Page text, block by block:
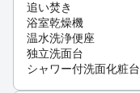
追い焚き
浴室乾燥機
温水洗浄便座
独立洗面台
シャワー付洗面化粧台